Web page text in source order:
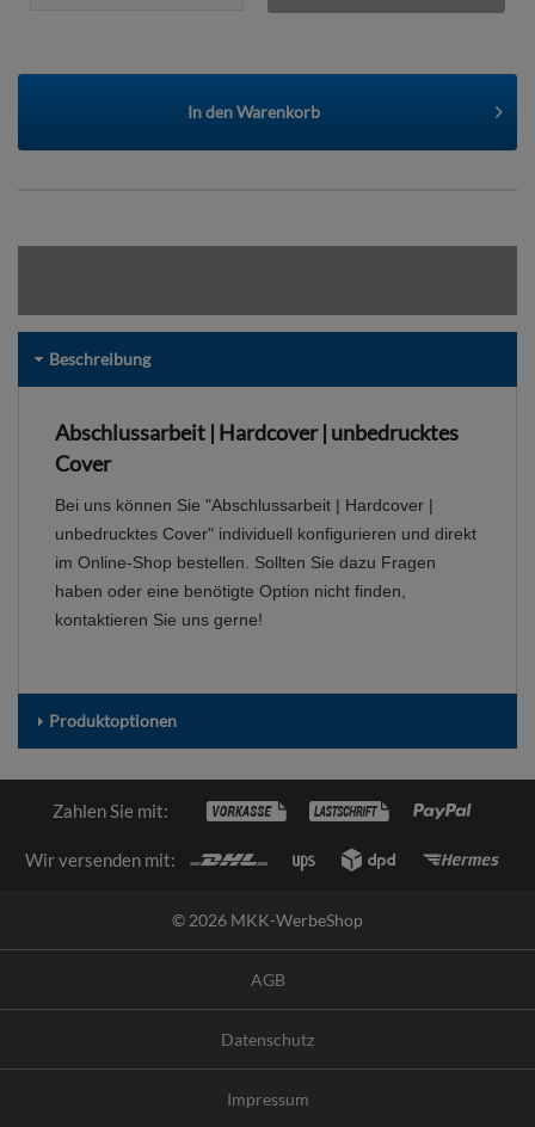
In den Warenkorb
Beschreibung
Abschlussarbeit | Hardcover | unbedrucktes
Cover
Bei uns können Sie "Abschlussarbeit | Hardcover |
unbedrucktes Cover" individuell konfigurieren und direkt
im Online-Shop bestellen. Sollten Sie dazu Fragen
haben oder eine benötigte Option nicht finden,
kontaktieren Sie uns gerne!
Produktoptionen
Zahlen Sie mit:
Wir versenden mit:
© 2026 MKK-WerbeShop
AGB
Datenschutz
Impressum